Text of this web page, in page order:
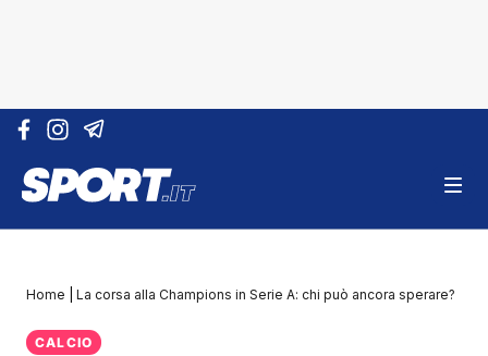
Vai al contenuto
Home La corsa alla Champions in Serie A: chi può ancora sperare?
CALCIO